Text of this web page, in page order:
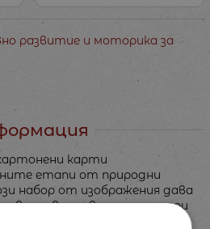
развитие и моторика за
карти
етапи от природни
набор от изображения дава
времевото възприятие при